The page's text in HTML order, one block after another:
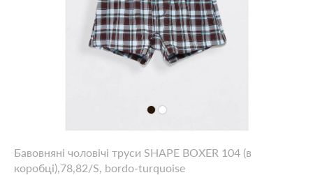
Бавовняні чоловічі труси SHAPE BOXER 104 (в
коробці),78,82/S, bordo-turquoise